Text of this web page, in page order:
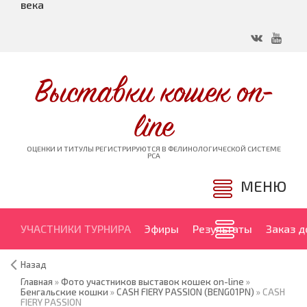
века
Выставки кошек on-
line
ОЦЕНКИ И ТИТУЛЫ РЕГИСТРИРУЮТСЯ В ФЕЛИНОЛОГИЧЕСКОЙ СИСТЕМЕ
PCA
МЕНЮ
УЧАСТНИКИ ТУРНИРА Эфиры Результаты Заказ
Назад
Главная »Фото участников выставок кошек on-line »
Бенгальские кошки »CASH FIERY PASSION (BENG01PN) » CASH
FIERY PASSION